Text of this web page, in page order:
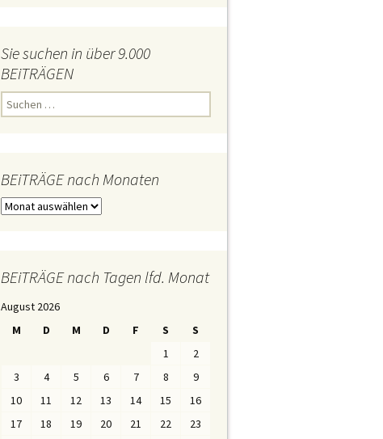
Sie suchen in über 9.000
BEiTRÄGEN
n
a
c
h
BEiTRÄGE nach Monaten
B
E
G
n
BEiTRÄGE nach Tagen lfd. Monat
August 2026
M
D M D F S S
1
2
3
4 5 6 7 8
9
10
11 12 13 14 15
16
17
18 19 20 21 22
23